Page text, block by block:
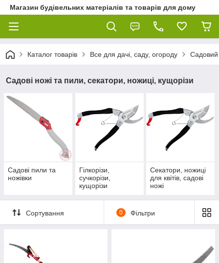
Магазин будівельних матеріалів та товарів для дому
Каталог товарів Все для дачі, саду, огороду Садовий
Садові ножі та пили, секатори, ножиці, кущорізи
Садові пили та
ножівки
Гілкорізи,
сучкорізи,
кущорізи
Секатори, ножиці
для квітів, садові
ножі
Сортування 0 Фільтри